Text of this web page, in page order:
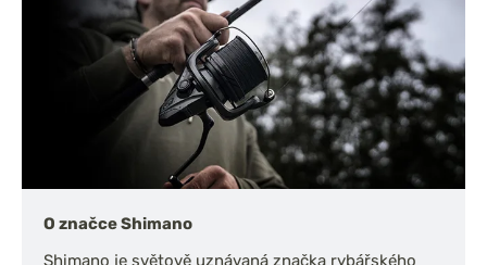
O značce Shimano
Shimano je světově uznávaná značka rybářského